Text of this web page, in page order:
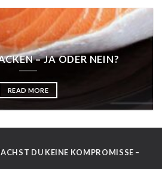
– JA ODER NEIN?
READ MORE
DU KEINE KOMPROMISSE –